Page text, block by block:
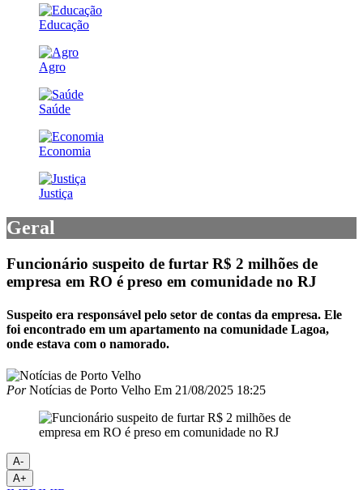
Educação
Agro
Saúde
Economia
Justiça
Geral
Funcionário suspeito de furtar R$ 2 milhões de
empresa em RO é preso em comunidade no RJ
Suspeito era responsável pelo setor de contas da empresa. Ele
foi encontrado em um apartamento na comunidade Lagoa,
onde estava com o namorado.
PorNotícias de Porto Velho Em 21/08/2025 18:25
A-
A+